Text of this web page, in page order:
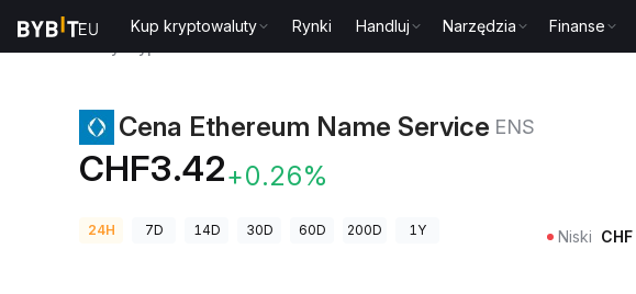
Kup kryptowaluty Rynki Handluj Narzędzia Finanse
Cena Ethereum Name Service ENS
CHF3.42+0.26%
24H 7D 14D 30D 60D 200D 1Y Niski CHF